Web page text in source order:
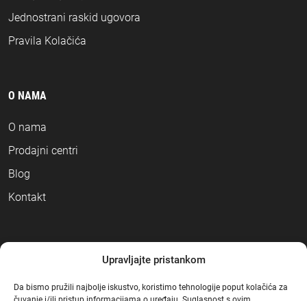
Upravljajte pristankom
Da bismo pružili najbolje iskustvo, koristimo tehnologije poput kolačića za
Jednostrani raskid ugovora
Pravila Kolačića
O NAMA
O nama
Prodajni centri
Blog
Kontakt